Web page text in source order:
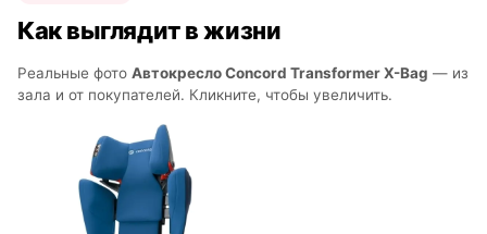
Как выглядит в жизни
Реальные фото Автокресло Concord Transformer X-Bag — из
зала и от покупателей. Кликните, чтобы увеличить.